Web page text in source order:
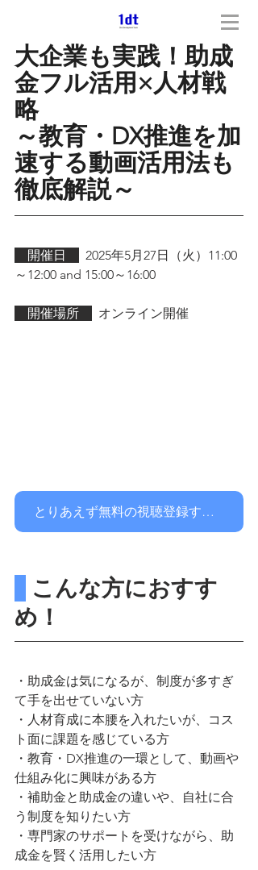
大企業も実践！助成
金フル活用×人材戦
略
～教育・DX推進を加
速する動画活用法も
徹底解説～
開催日 2025年5月27日（火） 11:00
～12:00 and 15:00～16:00
開催場所
  オンライン開催
とりあえず無料の視聴登録する！
こんな方におすす
め！
・助成金は気になるが、制度が多すぎ
て手を出せていない方
・人材育成に本腰を入れたいが、コス
ト面に課題を感じている方
・教育・DX推進の一環として、動画や
仕組み化に興味がある方
・補助金と助成金の違いや、自社に合
う制度を知りたい方
・専門家のサポートを受けながら、助
成金を賢く活用したい方